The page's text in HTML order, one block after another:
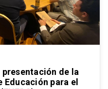
presentación de la
Educación para el